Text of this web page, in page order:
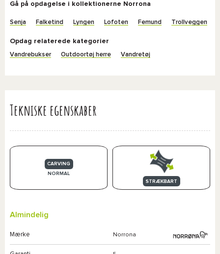
Gå på opdagelse i kollektionerne Norrona
Senja Falketind Lyngen Lofoten Femund Trollveggen
Opdag relaterede kategorier
Vandrebukser Outdoortøj herre Vandretøj
Tekniske egenskaber
CARVING
NORMAL
STRÆKBART
Almindelig
Mærke Norrona